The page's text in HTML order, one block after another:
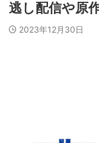
逃し配信や原
2023年12月30日